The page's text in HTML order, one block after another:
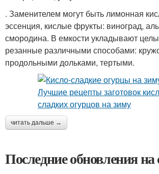
. Заменителем могут быть лимонная
эссенция, кислые фрукты: виноград,
смородина. В емкости укладывают
резанные различными способами:
продольными дольками, тертыми.
читать дальше →
Последние обновления на